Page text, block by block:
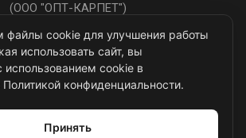
(ООО "ОПТ-КАРПЕТ")
ИНН: 7743907105
файлы cookie для улучшения работы
использовать сайт, вы
использованием cookie в
Политикой конфиденциальности.
Принять